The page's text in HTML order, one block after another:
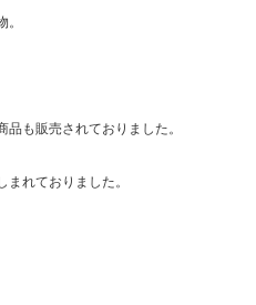
も販売されておりました。
れておりました。